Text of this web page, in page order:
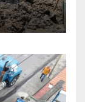
de